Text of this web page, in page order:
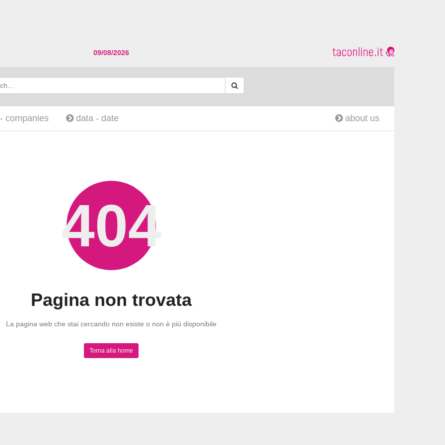
09/08/2026
companies data - date about us
404
Pagina non trovata
La pagina web che stai cercando non esiste o non è più disponibile
Torna alla home